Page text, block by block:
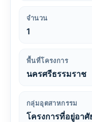
จำนวน
1
พื้นที่โครงการ
นครศรีธรรมราช
กลุ่มอุตสาหกรรม
โครงการที่อยู่อา